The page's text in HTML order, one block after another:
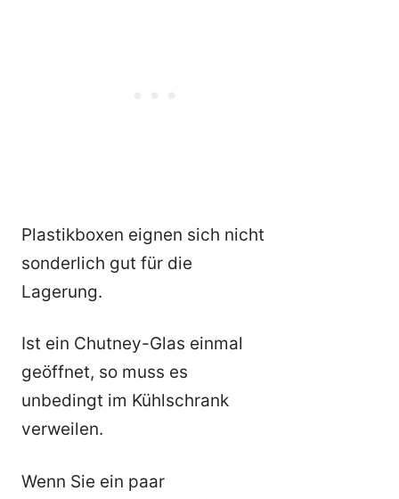
Plastikboxen eignen sich nicht
sonderlich gut für die
Lagerung.
Ist ein Chutney-Glas einmal
geöffnet, so muss es
unbedingt im Kühlschrank
verweilen.
Wenn Sie ein paar